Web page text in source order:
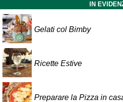
IN
Gelati col Bimby
Ricette Estive
Preparare la Pizza in